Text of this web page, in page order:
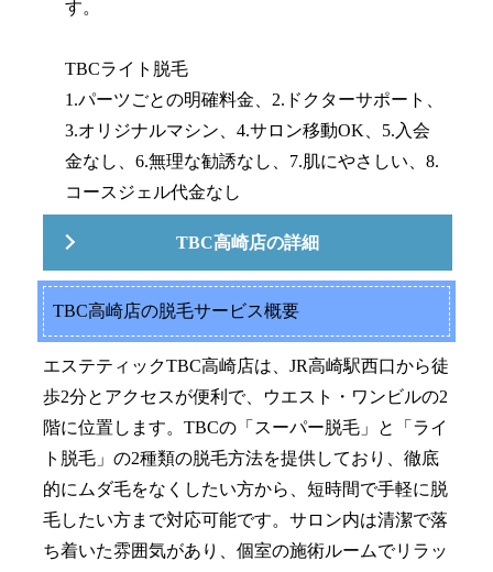
す。
TBCライト脱毛
1.パーツごとの明確料金、2.ドクターサポート、
3.オリジナルマシン、4.サロン移動OK、5.入会
金なし、6.無理な勧誘なし、7.肌にやさしい、8.
コースジェル代金なし
TBC高崎店の詳細
TBC高崎店の脱毛サービス概要
エステティックTBC高崎店は、JR高崎駅西口から徒
歩2分とアクセスが便利で、ウエスト・ワンビルの2
階に位置します。TBCの「スーパー脱毛」と「ライ
ト脱毛」の2種類の脱毛方法を提供しており、徹底
的にムダ毛をなくしたい方から、短時間で手軽に脱
毛したい方まで対応可能です。サロン内は清潔で落
ち着いた雰囲気があり、個室の施術ルームでリラッ